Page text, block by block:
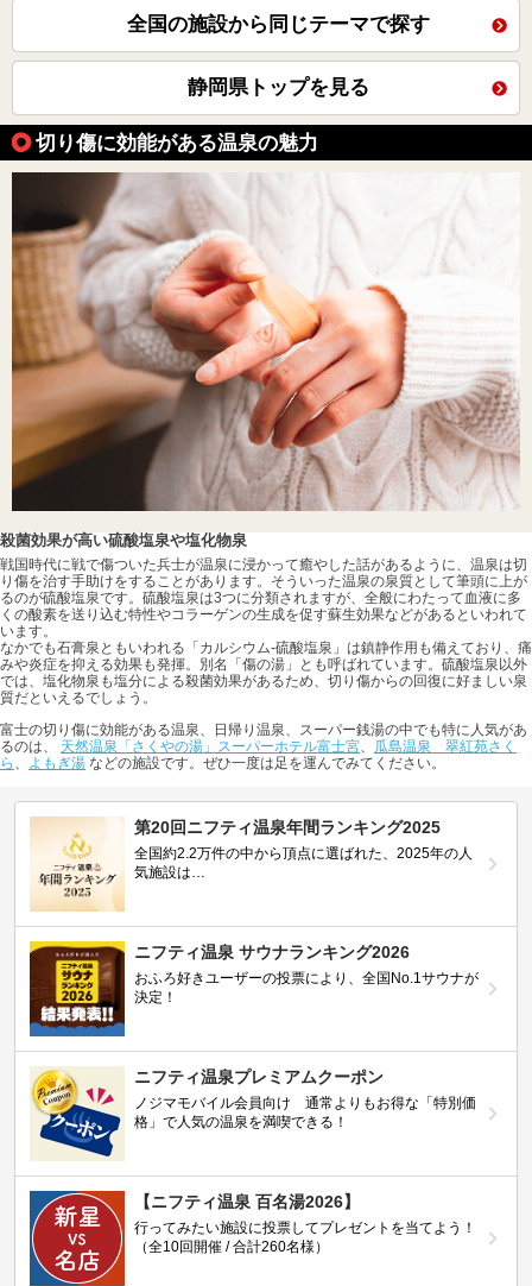
全国の施設から同じテーマで探す
静岡県トップを見る
切り傷に効能がある温泉の魅力
殺菌効果が高い硫酸塩泉や塩化物泉
戦国時代に戦で傷ついた兵士が温泉に浸かって癒やした話があるように、温泉は切
り傷を治す手助けをすることがあります。そういった温泉の泉質として筆頭に上が
るのが硫酸塩泉です。硫酸塩泉は3つに分類されますが、全般にわたって血液に多
くの酸素を送り込む特性やコラーゲンの生成を促す蘇生効果などがあるといわれて
います。
なかでも石膏泉ともいわれる「カルシウム-硫酸塩泉」は鎮静作用も備えており、痛
みや炎症を抑える効果も発揮。別名「傷の湯」とも呼ばれています。硫酸塩泉以外
では、塩化物泉も塩分による殺菌効果があるため、切り傷からの回復に好ましい泉
質だといえるでしょう。
富士の切り傷に効能がある温泉、日帰り温泉、スーパー銭湯の中でも特に人気があ
るのは、 天然温泉「さくやの湯」スーパーホテル富士宮、 瓜島温泉 翠紅苑さく
ら 、 よもぎ湯 などの施設です。ぜひ一度は足を運んでみてください。
第20回ニフティ温泉年間ランキング2025
全国約2.2万件の中から頂点に選ばれた、2025年の人
気施設は…
ニフティ温泉 サウナランキング2026
おふろ好きユーザーの投票により、全国No.1サウナが
決定！
ニフティ温泉プレミアムクーポン
ノジマモバイル会員向け 通常よりもお得な「特別価
格」で人気の温泉を満喫できる！
【ニフティ温泉 百名湯2026】
行ってみたい施設に投票してプレゼントを当てよう！
（全10回開催 / 合計260名様）